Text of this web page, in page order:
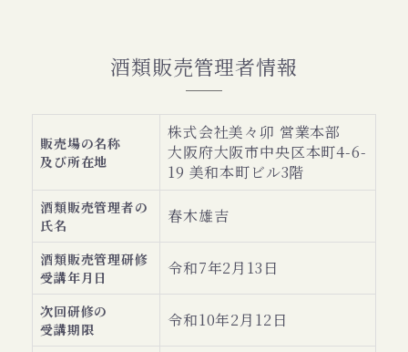
酒類販売管理者情報
販売場の名称
及び所在地
株式会社美々卯 営業本部
大阪府大阪市中央区本町4-6-
19 美和本町ビル3階
酒類販売管理者の
氏名
春木雄吉
酒類販売管理研修
受講年月日
令和7年2月13日
次回研修の
受講期限
令和10年2月12日